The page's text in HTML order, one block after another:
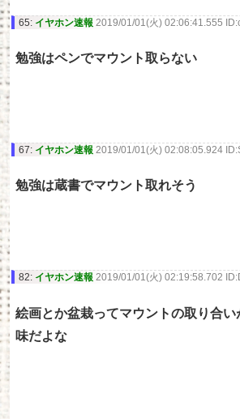
65: イヤホン速報 2019/01/01(火) 02:06:41.555
勉強はペンでマウント取らない
67: イヤホン速報 2019/01/01(火) 02:08:05.924
勉強は蔵書でマウント取れそう
82: イヤホン速報 2019/01/01(火) 02:19:58.702
絵画とか盆栽ってマウントの取り合
味だよな